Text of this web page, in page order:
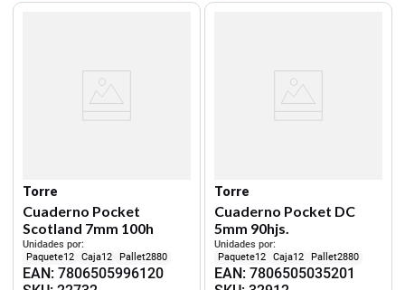
Torre
Cuaderno Pocket
Scotland 7mm 100h
Unidades por:
12
12 2880
EAN:7806505996120
Torre
Cuaderno Pocket DC
5mm 90hjs.
Unidades por:
12
12 2880
EAN: 7806505035201